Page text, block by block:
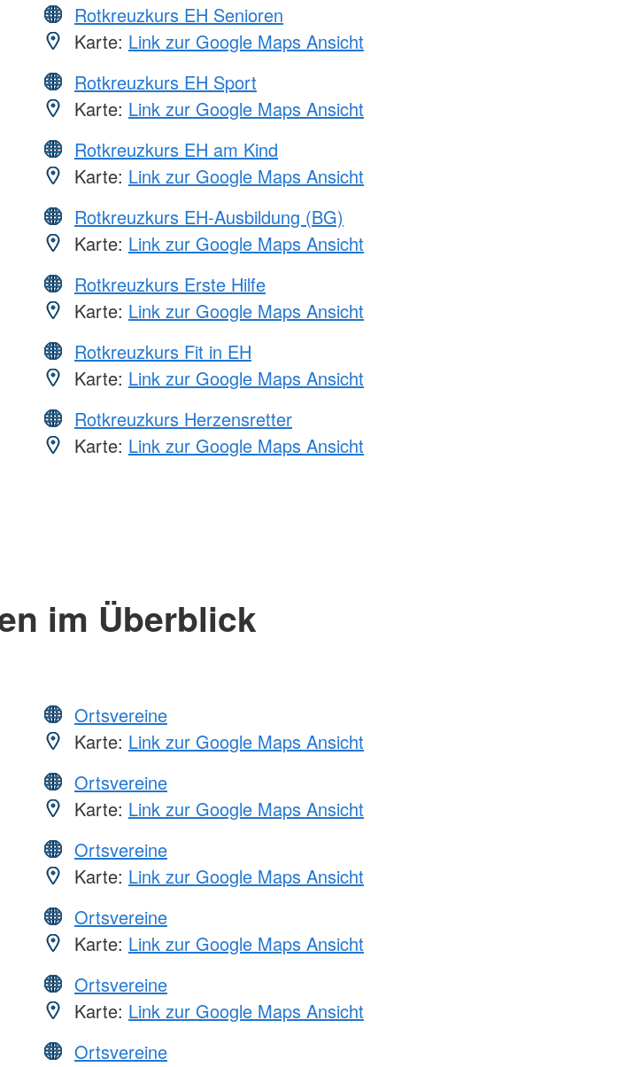
Rotkreuzkurs EH Senioren
Karte: Link zur Google Maps Ansicht
Rotkreuzkurs EH Sport
Karte: Link zur Google Maps Ansicht
Rotkreuzkurs EH am Kind
Karte: Link zur Google Maps Ansicht
Rotkreuzkurs EH-Ausbildung (BG)
Karte: Link zur Google Maps Ansicht
Rotkreuzkurs Erste Hilfe
Karte: Link zur Google Maps Ansicht
Rotkreuzkurs Fit in EH
Karte: Link zur Google Maps Ansicht
Rotkreuzkurs Herzensretter
Karte: Link zur Google Maps Ansicht
im Überblick
Ortsvereine
Karte: Link zur Google Maps Ansicht
Ortsvereine
Karte: Link zur Google Maps Ansicht
Ortsvereine
Karte: Link zur Google Maps Ansicht
Ortsvereine
Karte: Link zur Google Maps Ansicht
Ortsvereine
Karte: Link zur Google Maps Ansicht
Ortsvereine